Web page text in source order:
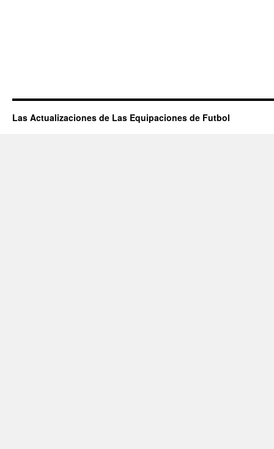
Las Actualizaciones de Las Equipaciones de Futbol